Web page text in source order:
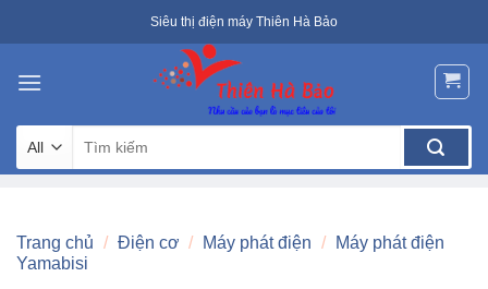
to
Siêu thị điện máy Thiên Hà Bảo
kiếm:
Trang chủ / Điện cơ / Máy phát điện /
Máy phát điện
Yamabisi